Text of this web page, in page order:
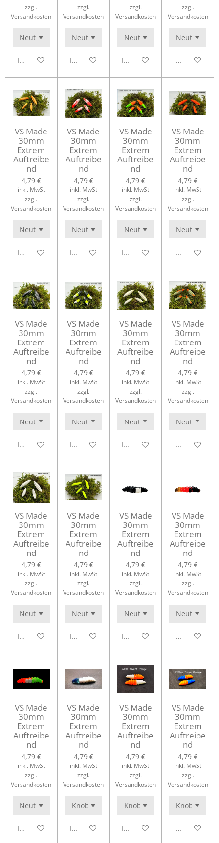
zzgl.
Versandkosten
In den Warenkorb
zzgl.
Versandkosten
In den Warenkorb
zzgl.
Versandkosten
In den Warenkorb
zzgl.
Versandkosten
In den
VS Made
30mm
Extrem
Auftreibe
nd
4,79 €
inkl. MwSt
zzgl.
Versandkosten
In den Warenkorb
VS Made
30mm
Extrem
Auftreibe
nd
4,79 €
inkl. MwSt
zzgl.
Versandkosten
In den Warenkorb
VS Made
30mm
Extrem
Auftreibe
nd
4,79 €
inkl. MwSt
zzgl.
Versandkosten
In den Warenkorb
VS Made
30mm
Extrem
Auftreibe
nd
4,79 €
inkl. MwSt
zzgl.
Versandkosten
In den
VS Made
30mm
Extrem
Auftreibe
nd
4,79 €
inkl. MwSt
zzgl.
Versandkosten
In den Warenkorb
VS Made
30mm
Extrem
Auftreibe
nd
4,79 €
inkl. MwSt
zzgl.
Versandkosten
In den Warenkorb
VS Made
30mm
Extrem
Auftreibe
nd
4,79 €
inkl. MwSt
zzgl.
Versandkosten
In den Warenkorb
VS Made
30mm
Extrem
Auftreibe
nd
4,79 €
inkl. MwSt
zzgl.
Versandkosten
In den
VS Made
30mm
Extrem
Auftreibe
nd
4,79 €
inkl. MwSt
zzgl.
Versandkosten
In den Warenkorb
VS Made
30mm
Extrem
Auftreibe
nd
4,79 €
inkl. MwSt
zzgl.
Versandkosten
In den Warenkorb
VS Made
30mm
Extrem
Auftreibe
nd
4,79 €
inkl. MwSt
zzgl.
Versandkosten
In den Warenkorb
VS Made
30mm
Extrem
Auftreibe
nd
4,79 €
inkl. MwSt
zzgl.
Versandkosten
In den
VS Made
30mm
Extrem
Auftreibe
nd
4,79 €
inkl. MwSt
zzgl.
Versandkosten
In den Warenkorb
VS Made
30mm
Extrem
Auftreibe
nd
4,79 €
inkl. MwSt
zzgl.
Versandkosten
In den Warenkorb
VS Made
30mm
Extrem
Auftreibe
nd
4,79 €
inkl. MwSt
zzgl.
Versandkosten
In den Warenkorb
VS Made
30mm
Extrem
Auftreibe
nd
4,79 €
inkl. MwSt
zzgl.
Versandkosten
In den